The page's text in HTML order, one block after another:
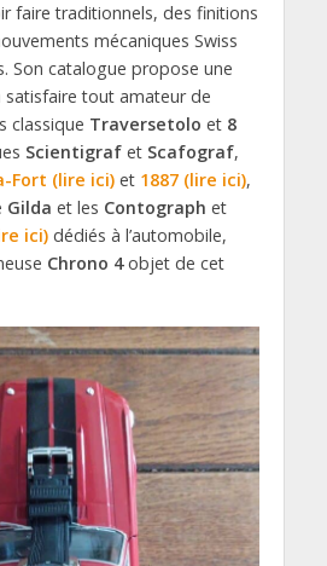
faire traditionnels, des finitions
mécaniques Swiss
Son catalogue propose une
tout amateur de
classique Traversetolo et 8
Scientigrafet Scafograf,
Fort (lire ici)et 1887 (lire ici),
Gilda et les Contograph et
ici)dédiés à l’automobile,
Chrono 4objet de cet